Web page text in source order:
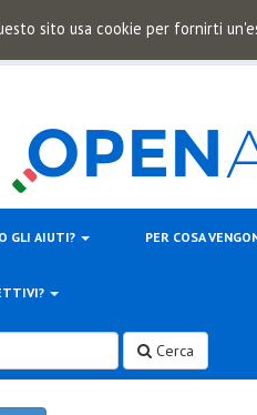
sito usa cookie per fornirti
GLI AIUTI? PER COSA
Cerca